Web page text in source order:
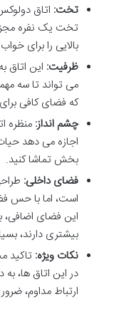
تخت: اتاق
تخت یک نفره
بالایی را برای
ظرفیت: این اتاق
می تواند تا سه
که فضای کافی
چشم انداز: منظره
اجازه می دهد
بخش تماشا کنید.
فضای داخلی:
است، اما با حس
این فضای اضافی،
بیشتری دارند،
نکات ویژه: تاکید
در این اتاق ها،
ارتباط مداوم،